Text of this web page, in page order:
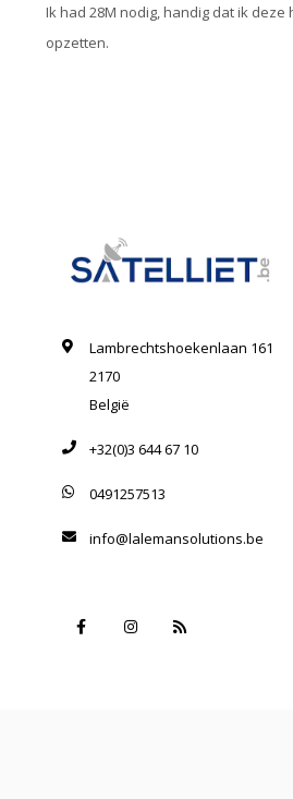
Ik had 28M nodig, handig dat ik
opzetten.
Lambrechtshoekenlaan 161
2170
België
+32(0)3 644 67 10
0491257513
info@lalemansolutions.be